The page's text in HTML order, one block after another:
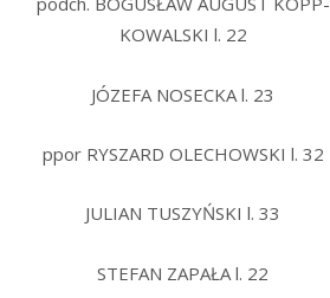
KOWALSKI l. 22
JÓZEFA NOSECKA l. 23
ppor RYSZARD OLECHOWSKI l. 32
JULIAN TUSZYŃSKI l. 33
STEFAN ZAPAŁA l. 22